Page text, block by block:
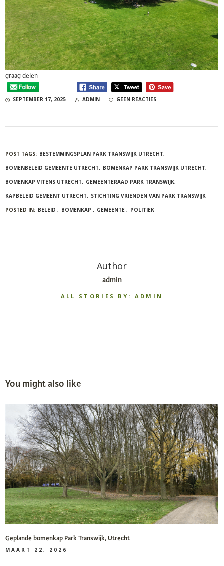
graag delen
SEPTEMBER 17, 2025 ADMIN GEEN REACTIES
POST TAGS: BESTEMMINGSPLAN PARK TRANSWIJK UTRECHT
BOMENBELEID GEMEENTE UTRECHT
BOMENKAP PARK TRANSWIJK UTRECHT
BOMENKAP VITENS UTRECHT
GEMEENTERAAD PARK TRANSWIJK
KAPBELEID GEMEENT UTRECHT
STICHTING VRIENDEN VAN PARK TRANSWIJK
POSTED IN: BELEID BOMENKAP GEMEENTE POLITIEK
Author
admin
ALL STORIES BY: ADMIN
You might also like
Geplande bomenkap Park Transwijk, Utrecht
MAART 22, 2026